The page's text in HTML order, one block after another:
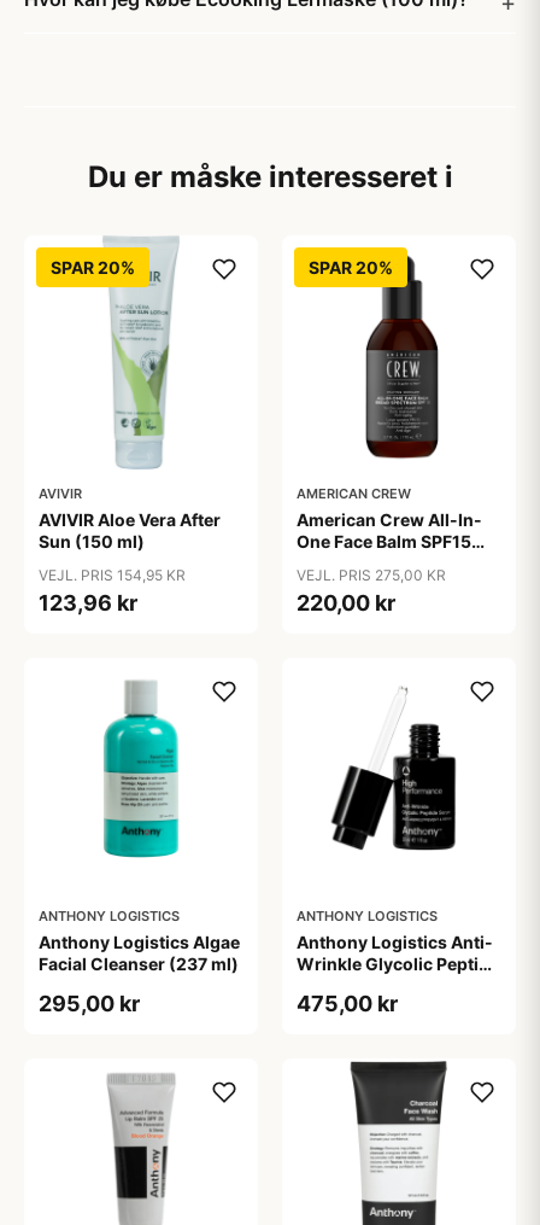
Du er måske interesseret i
SPAR 20%
AVIVIR
AVIVIR Aloe Vera After
Sun (150 ml)
VEJL. PRIS 154,95 KR
123,96 kr
SPAR 20%
AMERICAN CREW
American Crew All-In-
One Face Balm SPF15
VEJL. PRIS 275,00 KR
220,00 kr
ANTHONY LOGISTICS
Anthony Logistics Algae
Facial Cleanser (237 ml)
295,00 kr
ANTHONY LOGISTICS
Anthony Logistics Anti-
Wrinkle Glycolic Peptide
475,00 kr